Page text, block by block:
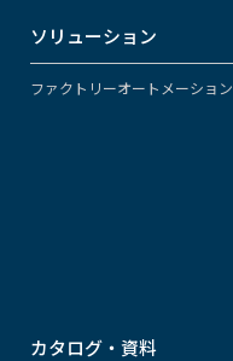
ソリューション
ファクトリーオートメーション
カタログ・資料